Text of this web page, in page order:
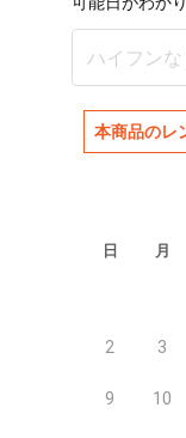
本商品のレ
日 月
2 3
9 10